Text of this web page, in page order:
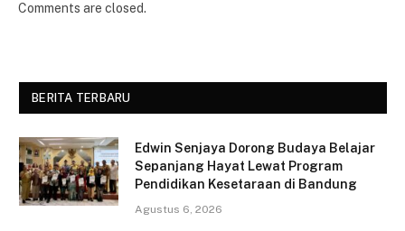
Comments are closed.
BERITA TERBARU
Edwin Senjaya Dorong Budaya Belajar
Sepanjang Hayat Lewat Program
Pendidikan Kesetaraan di Bandung
Agustus 6, 2026